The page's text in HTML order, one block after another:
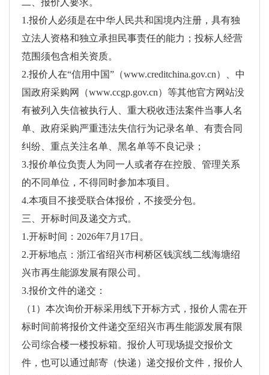
二、报价人要求。
1.报价人必须是在中华人民共和国境内注册，具有独
立法人资格和独立承担民事责任的能力；投标人经营
范围须包含相关资质。
2.报价人在“信用中国”（www.creditchina.gov.cn）、中
国政府采购网（www.ccgp.gov.cn）等其他官方网站没
有被列入失信被执行人、重大税收违法案件当事人名
单、政府采购严重违法失信行为记录名单、有责合同
纠纷、重点关注名单、黑名单等不良记录；
3.报价单位负责人为同一人或者存在控股、管理关系
的不同单位，不得同时参加本项目。
4.本项目不接受联合体报价，不接受分包。
三、开标时间及递交方式。
1.开标时间：2026年7月17日。
2.开标地点：浙江省绍兴市柯桥区钱滨线二线海塘绍
兴市再生能源发展有限公司。
3.报价文件的递交：
（1）本次询价开标采用线下开标方式，报价人需在开
标时间前将报价文件递交至绍兴市再生能源发展有限
公司综合楼一楼投标箱。报价人可现场提交报价文
件，也可以通过邮寄（快递）递交报价文件，报价人